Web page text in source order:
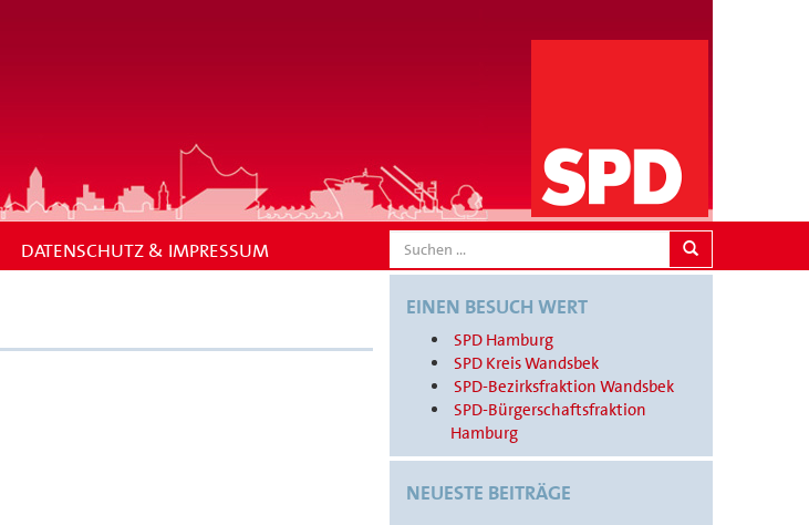
SEARCH
DATENSCHUTZ & IMPRESSUM
EINEN BESUCH WERT
SPD Hamburg
SPD Kreis Wandsbek
SPD-Bezirksfraktion Wandsbek
SPD-Bürgerschaftsfraktion
Hamburg
NEUESTE BEITRÄGE